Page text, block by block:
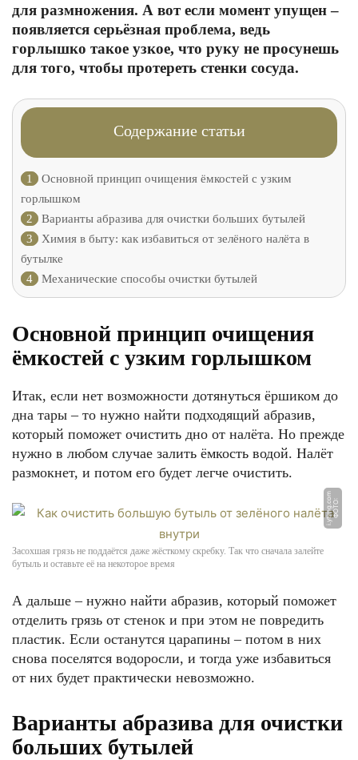
для размножения. А вот если момент упущен –
появляется серьёзная проблема, ведь
горлышко такое узкое, что руку не просунешь
для того, чтобы протереть стенки сосуда.
Содержание статьи
1
Основной принцип очищения ёмкостей с узким
горлышком
2
Варианты абразива для очистки больших бутылей
3
Химия в быту: как избавиться от зелёного налёта в
бутылке
4
Механические способы очистки бутылей
Основной принцип очищения
ёмкостей с узким горлышком
Итак, если нет возможности дотянуться ёршиком до
дна тары – то нужно найти подходящий абразив,
который поможет очистить дно от налёта. Но прежде
нужно в любом случае залить ёмкость водой. Налёт
размокнет, и потом его будет легче очистить.
Ф
О
Т
О:
i.
y
ti
m
g.
c
o
m
Засохшая грязь не поддаётся даже жёсткому скребку. Так что сначала залейте
бутыль и оставьте её на некоторое время
А дальше – нужно найти абразив, который поможет
отделить грязь от стенок и при этом не повредить
пластик. Если останутся царапины – потом в них
снова поселятся водоросли, и тогда уже избавиться
от них будет практически невозможно.
Варианты абразива для очистки
больших бутылей